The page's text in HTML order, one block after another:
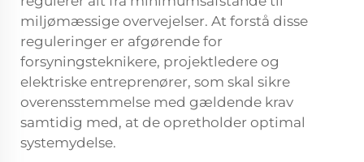
miljømæssige overvejelser. At forstå disse
reguleringer er afgørende for
forsyningsteknikere, projektledere og
elektriske entreprenører, som skal sikre
overensstemmelse med gældende krav
samtidig med, at de opretholder optimal
systemydelse.